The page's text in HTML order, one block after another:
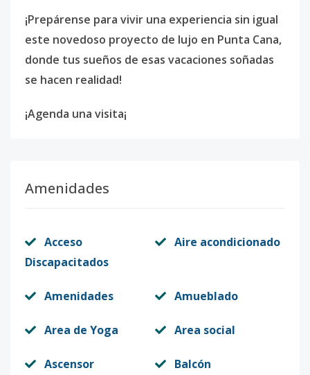
¡Prepárense para vivir una experiencia sin igual
este novedoso proyecto de lujo en Punta Cana,
donde tus sueños de esas vacaciones soñadas
se hacen realidad!
¡Agenda una visita¡
Amenidades
Acceso
Discapacitados
Aire acondicionado
Amenidades Amueblado
Area de Yoga Area social
Ascensor Balcón